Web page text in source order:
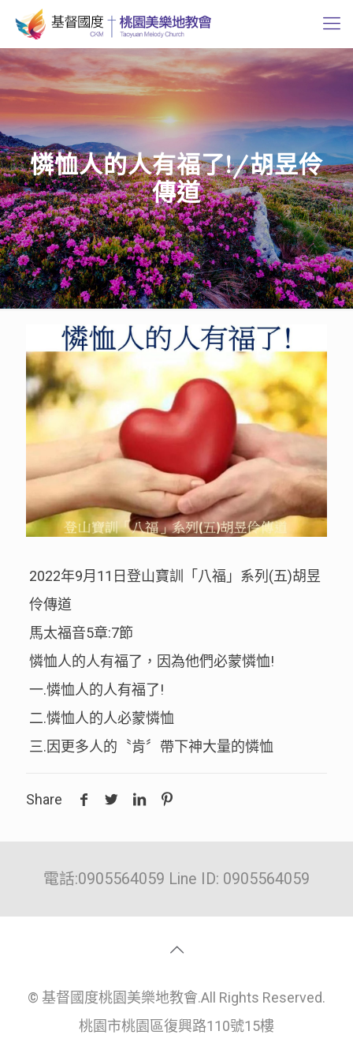
憐恤人的人有福了!/胡昱伶
傳道
2022年9月11日登山寶訓「八福」系列(五)胡昱
伶傳道
馬太福音5章:7節
憐恤人的人有福了，因為他們必蒙憐恤!
一.憐恤人的人有福了!
二.憐恤人的人必蒙憐恤
三.因更多人的〝肯〞帶下神大量的憐恤
Share
電話:0905564059 Line ID: 0905564059
© 基督國度桃園美樂地教會.All Rights Reserved.
桃園市桃園區復興路110號15樓